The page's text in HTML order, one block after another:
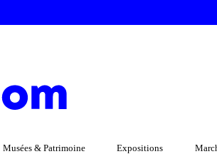
Musées & Patrimoine Expositions